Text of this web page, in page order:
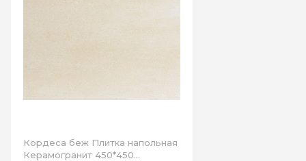
Кордеса беж Плитка напольная
Керамогранит 450*450